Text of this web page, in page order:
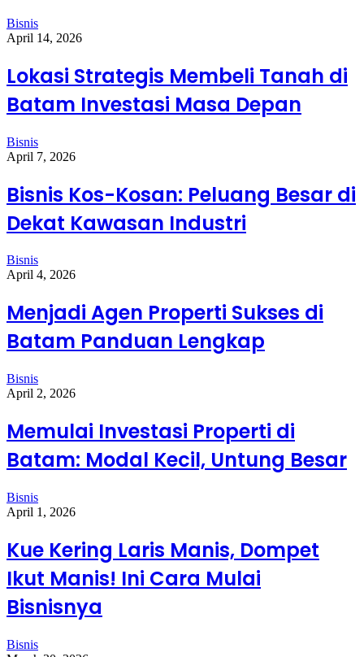
Bisnis
April 14, 2026
Lokasi Strategis Membeli Tanah di
Batam Investasi Masa Depan
Bisnis
April 7, 2026
Bisnis Kos-Kosan: Peluang Besar di
Dekat Kawasan Industri
Bisnis
April 4, 2026
Menjadi Agen Properti Sukses di
Batam Panduan Lengkap
Bisnis
April 2, 2026
Memulai Investasi Properti di
Batam: Modal Kecil, Untung Besar
Bisnis
April 1, 2026
Kue Kering Laris Manis, Dompet
Ikut Manis! Ini Cara Mulai
Bisnisnya
Bisnis